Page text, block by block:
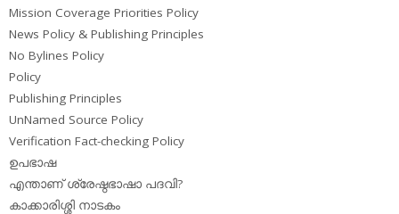
Mission Coverage Priorities Policy
News Policy & Publishing Principles
No Bylines Policy
Policy
Publishing Principles
UnNamed Source Policy
Verification Fact-checking Policy
ഉപഭാഷ
എന്താണ് ശ്രേഷ്ഠഭാഷാ പദവി?
കാക്കാരിശ്ശി നാടകം